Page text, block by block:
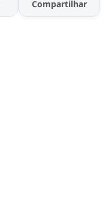
Compartilhar